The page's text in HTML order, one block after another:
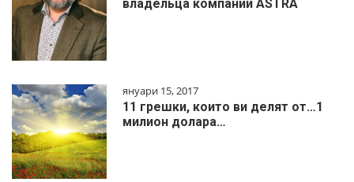
владельца компании ASTRA
януари 15, 2017
11 грешки, които ви делят от…1
милиoн дoлapa…